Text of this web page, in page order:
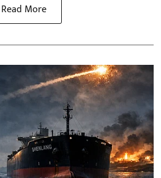
Read More